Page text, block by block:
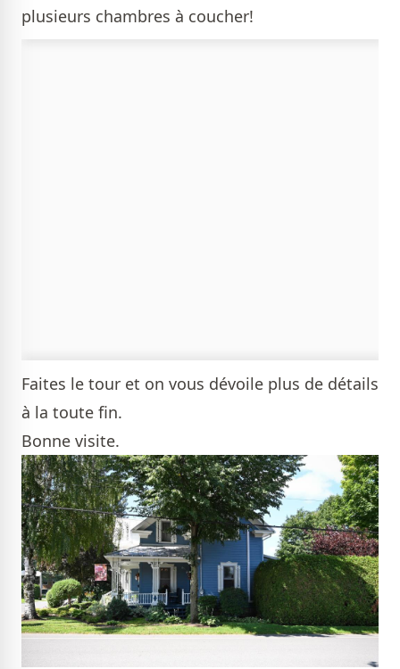
plusieurs chambres à coucher!
Faites le tour et on vous dévoile plus de détails
à la toute fin.
Bonne visite.